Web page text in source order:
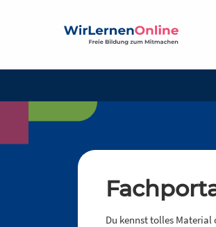
Du kennst tolles